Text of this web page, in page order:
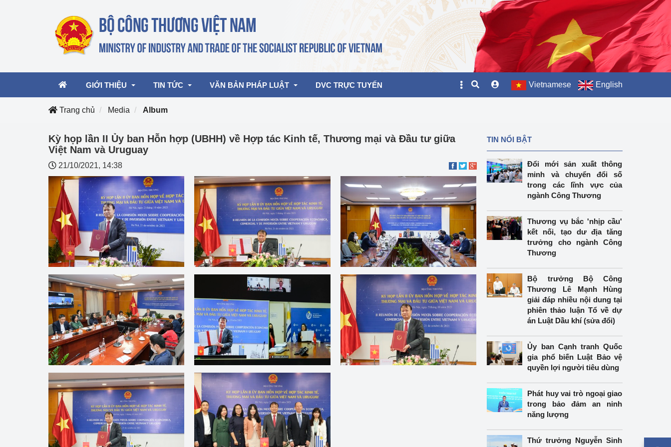
GIỚI THIỆU
Lãnh đạo Bộ
Chức năng nhiệm vụ
Cơ cấu tổ chức
TIN TỨC
Hoạt động
Hoạt động của lãnh đạo Đảng, Nhà
nước
Hoạt động của các đơn vị
Công Thương 57
Hoạt động của Bộ trưởng
Công Thương - Công luận
Thông cáo báo chí
Điểm báo
Chuyển đổi số
Lịch sử phát triển
Bản tin Thị trường Nông Lâm Thủy sản
Phát triển nguồn nhân lực
Phát triển bền vững
Tổ chức kiểm định
Tổ chức kiểm định kỹ thuật an toàn lao
Bộ Công Thương
Tổ chức được cấp GCN đăng ký, hoạt
động kiểm định thiết bị, dụng cụ điện
làm việc ở môi trường không có nguy
hiểm khí, bụi nổ
Văn hóa ngành Công Thương
Tái cơ cấu ngành Công Thương
Quản lý thị trường
Sử dụng năng lượng tiết kiệm và
Hiệu quả năng lượng
VĂN BẢN PHÁP LUẬT
Văn bản pháp quy
Văn bản hợp nhất
DVC TRỰC TUYẾN Vietnamese English
Trang chủ Media Album
Kỳ họp lần II Ủy ban Hỗn hợp (UBHH) về Hợp tác Kinh tế, Thương mại và Đầu tư giữa
Việt Nam và Uruguay
21/10/2021, 14:38
TIN NỔI BẬT
Đổi mới sản xuất thông
minh và chuyển đổi số
trong các lĩnh vực của
ngành Công Thương
Thương vụ bắc 'nhịp cầu'
kết nối, tạo dư địa tăng
trưởng cho ngành Công
Thương
Bộ trưởng Bộ Công
Thương Lê Mạnh Hùng
giải đáp nhiều nội dung tại
phiên thảo luận Tổ về dự
án Luật Dầu khí (sửa đổi)
Ủy ban Cạnh tranh Quốc
gia phổ biến Luật Bảo vệ
quyền lợi người tiêu dùng
Phát huy vai trò ngoại giao
trong bảo đảm an ninh
năng lượng
Thứ trưởng Nguyễn Sinh